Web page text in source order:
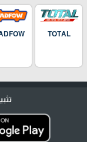
TOTAL